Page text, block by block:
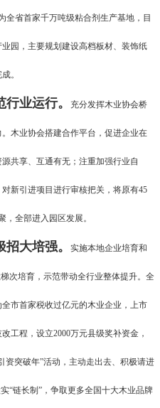
全省首家千万吨级粘合剂生产基地，目
园，主要规划建设高档板材、装饰纸
。
业运行。 充分发挥木业协会桥
木业协会搭建合作平台，促进企业在
共享、互通有无；注重加强行业自
新引进项目进行审核把关，将原有45
，全部进入园区发展。
大培强。 实施本地企业培育和
次培育，示范带动全行业整体提升。全
市首家税收过亿元的木业企业，上市
工程，设立2000万元县级奖补资金，
资突破年”活动，主动走出去、积极请进
“链长制”，争取更多全国十大木业品牌